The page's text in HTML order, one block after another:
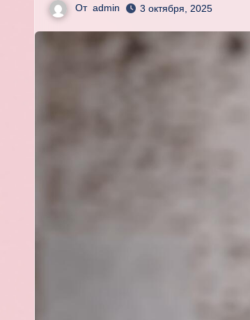
От admin 3 октября, 2025